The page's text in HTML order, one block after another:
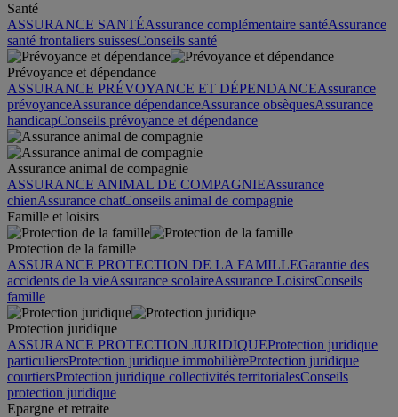
Santé
ASSURANCE SANTÉAssurance complémentaire santéAssurance
santé frontaliers suissesConseils santé
Prévoyance et dépendance
ASSURANCE PRÉVOYANCE ET DÉPENDANCEAssurance
prévoyanceAssurance dépendanceAssurance obsèquesAssurance
handicapConseils prévoyance et dépendance
Assurance animal de compagnie
ASSURANCE ANIMAL DE COMPAGNIEAssurance
chienAssurance chatConseils animal de compagnie
Famille et loisirs
Protection de la famille
ASSURANCE PROTECTION DE LA FAMILLEGarantie des
accidents de la vieAssurance scolaireAssurance LoisirsConseils
famille
Protection juridique
ASSURANCE PROTECTION JURIDIQUEProtection juridique
particuliersProtection juridique immobilièreProtection juridique
courtiersProtection juridique collectivités territorialesConseils
protection juridique
Epargne et retraite